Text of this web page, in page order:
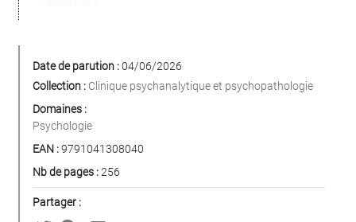
Date de parution :04/06/2026
Collection : Clinique psychanalytique et psychopathologie
Domaines :
Psychologie
EAN :9791041308040
Nb de pages :256
Partager :